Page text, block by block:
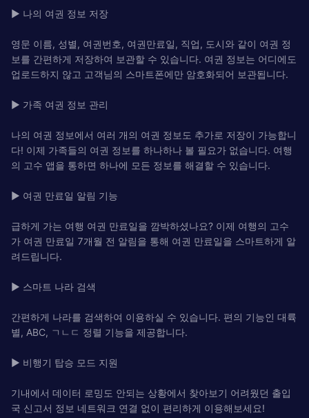
▶ 나의 여권 정보 저장
영문 이름, 성별, 여권번호, 여권만료일, 직업, 도시와 같이 여권 정
보를 간편하게 저장하여 보관할 수 있습니다. 여권 정보는 어디에도
업로드하지 않고 고객님의 스마트폰에만 암호화되어 보관됩니다.
▶ 가족 여권 정보 관리
나의 여권 정보에서 여러 개의 여권 정보도 추가로 저장이 가능합니
다! 이제 가족들의 여권 정보를 하나하나 볼 필요가 없습니다. 여행
의 고수 앱을 통하면 하나에 모든 정보를 해결할 수 있습니다.
▶ 여권 만료일 알림 기능
급하게 가는 여행 여권 만료일을 깜박하셨나요? 이제 여행의 고수
가 여권 만료일 7개월 전 알림을 통해 여권 만료일을 스마트하게 알
려드립니다.
▶ 스마트 나라 검색
간편하게 나라를 검색하여 이용하실 수 있습니다. 편의 기능인 대륙
별, ABC, ㄱㄴㄷ 정렬 기능을 제공합니다.
▶ 비행기 탑승 모드 지원
기내에서 데이터 로밍도 안되는 상황에서 찾아보기 어려웠던 출입
국 신고서 정보 네트워크 연결 없이 편리하게 이용해보세요!